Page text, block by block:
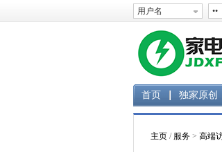
首页 独家原创
主页 / 服务 > 高端